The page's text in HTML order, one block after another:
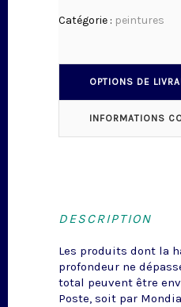
Catégorie : peintures
OPTIONS DE
INFORMATIONS
DESCRIPTION
Les produits dont la
profondeur ne
total peuvent être
Poste, soit par